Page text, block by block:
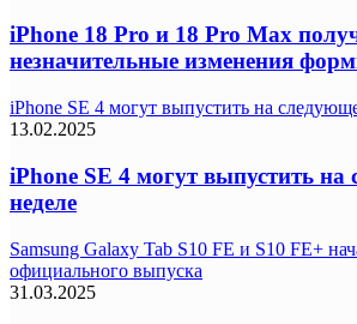
iPhone 18 Pro и 18 Pro Max
незначительные изменения
iPhone SE 4 могут выпустить на
13.02.2025
iPhone SE 4 могут выпустить на
неделе
Samsung Galaxy Tab S10 FE и S10 FE+
официального выпуска
31.03.2025